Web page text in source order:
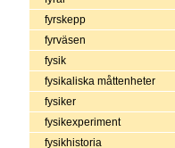
fyrskepp
fyrväsen
fysik
fysikaliska måttenheter
fysiker
fysikexperiment
fysikhistoria